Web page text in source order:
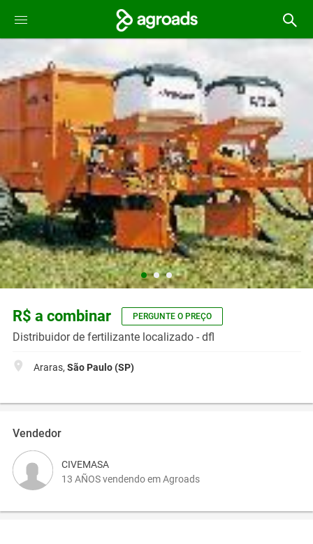
R$ a combinar PERGUNTE O PREÇO
Distribuidor de fertilizante localizado - dfl
Araras, São Paulo (SP)
Vendedor
CIVEMASA
13 AÑOS vendendo em Agroads